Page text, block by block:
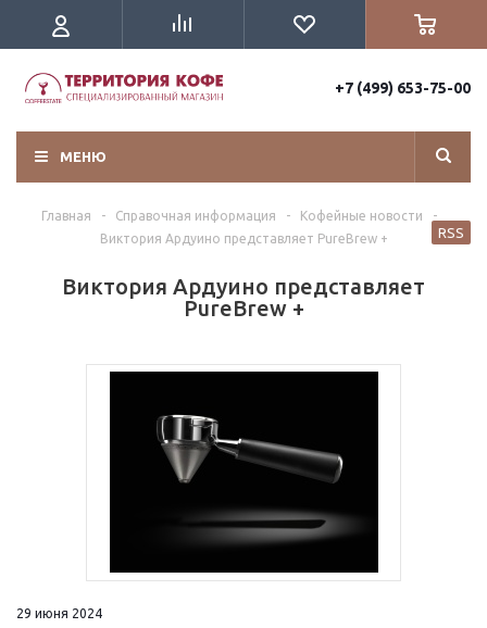
+7 (499) 653-75-00
МЕНЮ
Главная - Справочная информация - Кофейные новости
-
Виктория Ардуино представляет PureBrew +
Виктория Ардуино представляет
PureBrew +
RSS
29 июня 2024